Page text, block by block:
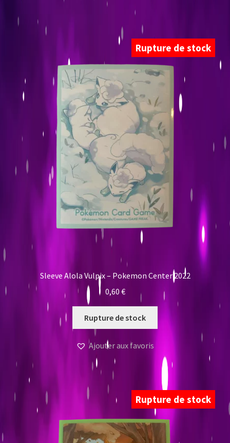
Rupture de stock
Sleeve Alola Vulpix – Pokemon Center 2022
0,60 €
Rupture de stock
Ajouter aux favoris
Rupture de stock